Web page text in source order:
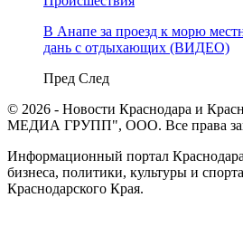
В Анапе за проезд к морю
дань с отдыхающих (ВИДЕО)
Пред След
© 2026 - Новости Краснодара и
МЕДИА ГРУПП", ООО. Все права
Информационный портал
бизнеса, политики, культуры и
Краснодарского Края.